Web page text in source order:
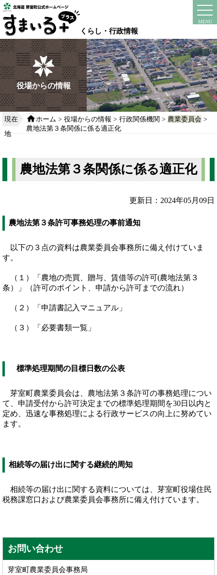
本
文
へ
移
動
る
くらし・行政情報
MENU
instagram
役場からの情報
現在
地
ホーム >役場からの情報 >行政関係機関 > 農業委員会 >
農地法第３条関係に係る適正化
農地法第３条関係に係る適正化
更新日：2024年05月09日
農地法第３条許可事務処理の事前通知
以下の３点の資料は農業委員会事務所に備え付けていま
す。
（１）「農地の売買、贈与、賃借等の許可(農地法第３
条）」（許可のポイント、申請から許可までの流れ）
（２）「申請書記入マニュアル」
（３）「必要書類一覧」
標準処理期間の目標日数の公表
芽室町農業委員会は、農地法第３条許可の事務処理につい
て、申請受付から許可決定までの標準処理期間を30日以内と
定め、迅速な事務処理による行政サービスの向上に努めてい
ます。
相続等の届け出に関する継続的周知
相続等の届け出に関する資料については、芽室町役場住民
税務課窓口および農業委員会事務所に備え付けています。
お問い合わせ
芽室町農業委員会事務局